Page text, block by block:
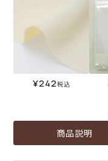
¥242税込
商品説明